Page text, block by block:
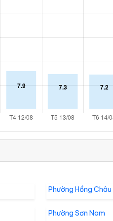
Phường Hồng Châu
Phường Sơn Nam